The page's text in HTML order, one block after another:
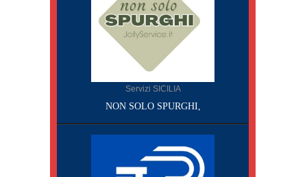
Servizi SICILIA
NON SOLO SPURGHI,